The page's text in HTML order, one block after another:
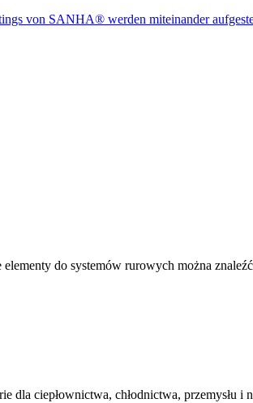
elementy do systemów rurowych można
dla ciepłownictwa, chłodnictwa,